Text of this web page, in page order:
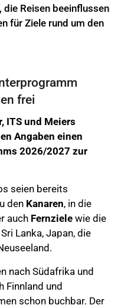
Reisen beeinflussen
für Ziele rund um den
frei
ITS und Meiers
Angaben einen
2026/2027 zur
seien bereits
den Kanaren, in die
auch Fernziele wie die
Lanka, Japan, die
nach Südafrika und
Finnland und
schon buchbar. Der